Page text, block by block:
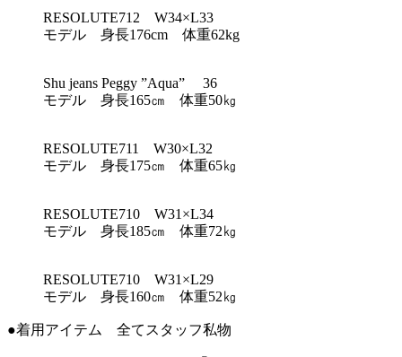
RESOLUTE712 W34×L33
モデル 身長176cm 体重62kg
Shu jeans Peggy ”Aqua” 36
モデル 身長165㎝ 体重50㎏
RESOLUTE711 W30×L32
モデル 身長175㎝ 体重65㎏
RESOLUTE710 W31×L34
モデル 身長185㎝ 体重72㎏
RESOLUTE710 W31×L29
モデル 身長160㎝ 体重52㎏
●着用アイテム 全てスタッフ私物